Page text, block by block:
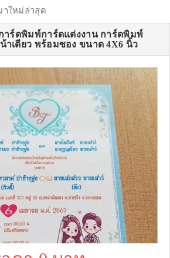
าใหม่ล่าสุด
าร์ดพิมพ์การ์ดแต่งงาน การ์ดพิมพ์
าเดียว พร้อมซอง ขนาด 4X6 นิ้ว